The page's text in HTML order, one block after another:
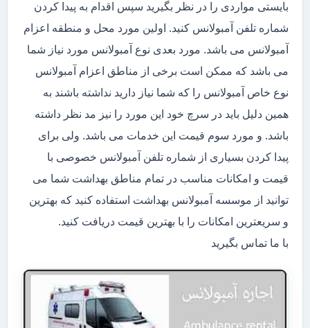
بایستی مواردی را در نظر بگیرید سپس اقدام به پیدا کردن
شماره تلفن آمبولانس کنید. اولین مورد محل و منطقه اعزام
آمبولانس می باشد. مورد بعدی نوع آمبولانس مورد نیاز شما
می باشد که ممکن است برخی از مناطق اعزام آمبولانس
نوع خاص آمبولانس را که شما نیاز دارید نداشته باشند به
همین دلیل باید در سرچ خود این مورد را نیز مد نظر داشته
باشد. و مورد سوم قیمت این خدمات می باشد. ولی برای
پیدا کردن بسیاری از شماره تلفن آمبولانس خصوصی با
قیمت و امکانات مناسب در تمام مناطق بهداشت شما می
توانید از موسسه آمبولانس بهداشت استفاده کنید که بهترین
و سریعترین امکانات را با بهترین قیمت دریافت کنید.
با ما تماس بگیرید